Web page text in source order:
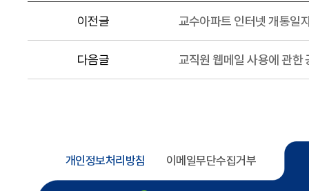
이전글 교수아파트 인터넷 개통일
다음글 교직원 웹메일 사용에 관한
개인정보처리방침 이메일무단수집거부